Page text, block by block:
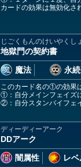
カードの効果は無効化さ
じごくもんのけいやくし
地獄門の契約書
魔法
永続
このカード名の①の効果
①：自分メインフェイズ
②：自分スタンバイフェ
ディーディーアーク
DDアーク
闇属性
レ